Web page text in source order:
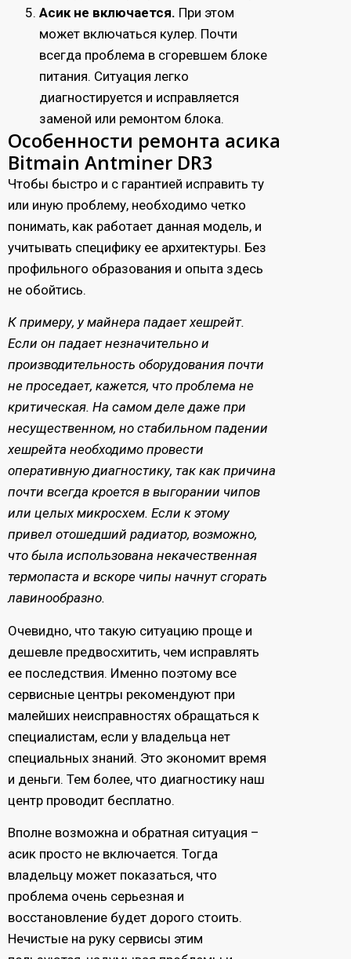
Асик не включается. При этом
может включаться кулер. Почти
всегда проблема в сгоревшем блоке
питания. Ситуация легко
диагностируется и исправляется
заменой или ремонтом блока.
Особенности ремонта асика
Bitmain Antminer DR3
Чтобы быстро и с гарантией исправить ту
или иную проблему, необходимо четко
понимать, как работает данная модель, и
учитывать специфику ее архитектуры. Без
профильного образования и опыта здесь
не обойтись.
К примеру, у майнера падает хешрейт.
Если он падает незначительно и
производительность оборудования почти
не проседает, кажется, что проблема не
критическая. На самом деле даже при
несущественном, но стабильном падении
хешрейта необходимо провести
оперативную диагностику, так как причина
почти всегда кроется в выгорании чипов
или целых микросхем. Если к этому
привел отошедший радиатор, возможно,
что была использована некачественная
термопаста и вскоре чипы начнут сгорать
лавинообразно.
Очевидно, что такую ситуацию проще и
дешевле предвосхитить, чем исправлять
ее последствия. Именно поэтому все
сервисные центры рекомендуют при
малейших неисправностях обращаться к
специалистам, если у владельца нет
специальных знаний. Это экономит время
и деньги. Тем более, что диагностику наш
центр проводит бесплатно.
Вполне возможна и обратная ситуация –
асик просто не включается. Тогда
владельцу может показаться, что
проблема очень серьезная и
восстановление будет дорого стоить.
Нечистые на руку сервисы этим